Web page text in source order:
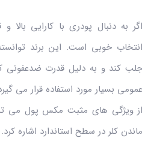
به دنبال پودری با کارایی
خوبی است. این برند
کند و به دلیل قدرت ضدعفونی
بسیار مورد استفاده قرار می
ویژگی های مثبت مکس پول می
کلر در سطح استاندارد اشاره کرد.